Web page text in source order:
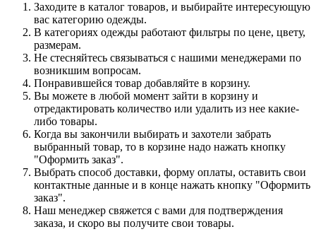
Заходите в каталог товаров, и выбирайте интересующую
вас категорию одежды.
В категориях одежды работают фильтры по цене, цвету,
размерам.
Не стесняйтесь связываться с нашими менеджерами по
возникшим вопросам.
Понравившейся товар добавляйте в корзину.
Вы можете в любой момент зайти в корзину и
отредактировать количество или удалить из нее какие-
либо товары.
Когда вы закончили выбирать и захотели забрать
выбранный товар, то в корзине надо нажать кнопку
"Оформить заказ".
Выбрать способ доставки, форму оплаты, оставить свои
контактные данные и в конце нажать кнопку "Оформить
заказ".
Наш менеджер свяжется с вами для подтверждения
заказа, и скоро вы получите свои товары.